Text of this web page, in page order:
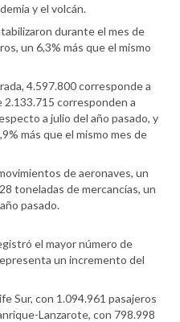
y el volcán.
durante el mes de
un 6,3% más que el mismo
4.597.800 corresponde a
2.133.715 corresponden a
a julio del año pasado, y
más que el mismo mes de
de aeronaves, un
toneladas de mercancías, un
pasado.
el mayor número de
un incremento del
Sur, con 1.094.961 pasajeros
Lanzarote, con 798.998